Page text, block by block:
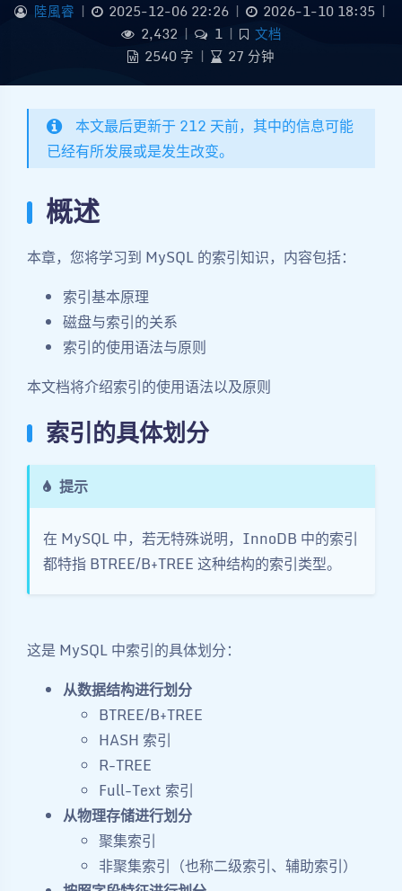
陸風睿 | 2025-12-06 22:26 | 2026-1-10 18:35 |
2,432 | 1 |
文档
2540 字 | 27 分钟
本文最后更新于 212 天前，其中的信息可能
已经有所发展或是发生改变。
概述
本章，您将学习到 MySQL 的索引知识，内容包括：
索引基本原理
磁盘与索引的关系
索引的使用语法与原则
本文档将介绍索引的使用语法以及原则
索引的具体划分
提示
在 MySQL 中，若无特殊说明，InnoDB 中的索引
都特指 BTREE/B+TREE 这种结构的索引类型。
这是 MySQL 中索引的具体划分：
从数据结构进行划分
BTREE/B+TREE
HASH 索引
R-TREE
Full-Text 索引
从物理存储进行划分
聚集索引
非聚集索引（也称二级索引、辅助索引）